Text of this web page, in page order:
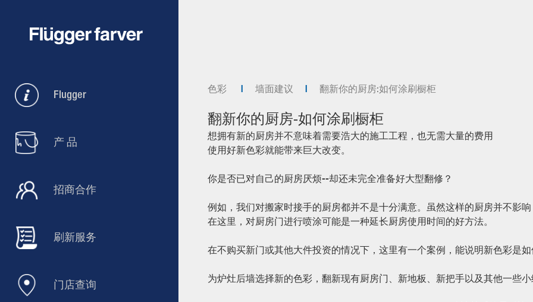
Flugger
产 品
招商合作
刷新服务
门店查询
色彩 墙面建议 翻新你的厨房:如何涂刷橱柜
翻新你的厨房-如何涂刷橱柜
想拥有新的厨房并不意味着需要浩大的施工工程，也无需大量的费用
使用好新色彩就能带来巨大改变。
你是否已对自己的厨房厌烦--却还未完全准备好大型翻修？
例如，我们对搬家时接手的厨房都并不是十分满意。虽然这样的厨房并不影
在这里，对厨房门进行喷涂可能是一种延长厨房使用时间的好方法。
在不购买新门或其他大件投资的情况下，这里有一个案例，能说明新色彩是如
为炉灶后墙选择新的色彩，翻新现有厨房门、新地板、新把手以及其他一些小